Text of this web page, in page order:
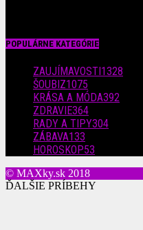
POPULÁRNE KATEGÓRIE
ZAUJÍMAVOSTI1328
ŠOUBIZ1075
KRÁSA A MÓDA392
ZDRAVIE364
RADY A TIPY304
ZÁBAVA133
HOROSKOP53
© MAXky.sk 2018
ĎALŠIE PRÍBEHY